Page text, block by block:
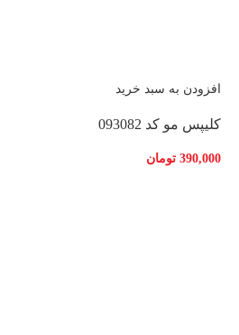
افزودن به سبد خرید
کلیپس مو کد 093082
390,000 تومان